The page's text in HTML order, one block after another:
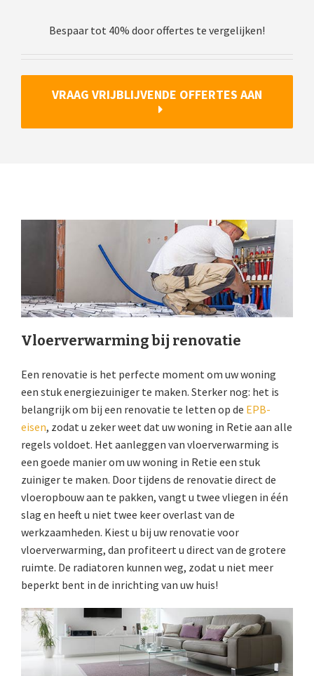
Bespaar tot 40% door offertes te vergelijken!
VRAAG VRIJBLIJVENDE OFFERTES AAN
Vloerverwarming bij renovatie
Een renovatie is het perfecte moment om uw woning
een stuk energiezuiniger te maken. Sterker nog: het is
belangrijk om bij een renovatie te letten op de EPB-
eisen, zodat u zeker weet dat uw woning in Retie aan alle
regels voldoet. Het aanleggen van vloerverwarming is
een goede manier om uw woning in Retie een stuk
zuiniger te maken. Door tijdens de renovatie direct de
vloeropbouw aan te pakken, vangt u twee vliegen in één
slag en heeft u niet twee keer overlast van de
werkzaamheden. Kiest u bij uw renovatie voor
vloerverwarming, dan profiteert u direct van de grotere
ruimte. De radiatoren kunnen weg, zodat u niet meer
beperkt bent in de inrichting van uw huis!